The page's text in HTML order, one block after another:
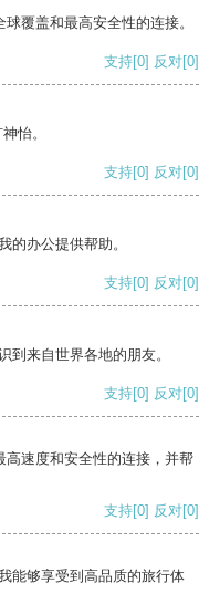
覆盖和最高安全性的连接。
支持[0] 反对[0]
怡。
支持[0] 反对[0]
的办公提供帮助。
支持[0] 反对[0]
到来自世界各地的朋友。
支持[0] 反对[0]
速度和安全性的连接，并帮
支持[0] 反对[0]
能够享受到高品质的旅行体